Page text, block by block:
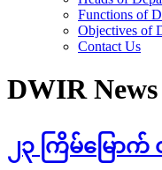
Functions of
Objectives of
Contact Us
DWIR News
၂၃ ကြိမ်မြေ